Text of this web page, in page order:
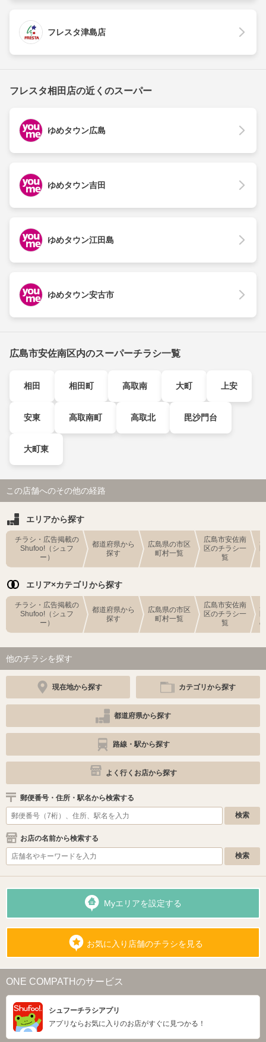
フレスタ津島店
フレスタ相田店の近くのスーパー
ゆめタウン広島
ゆめタウン吉田
ゆめタウン江田島
ゆめタウン安古市
広島市安佐南区内のスーパーチラシ一覧
相田 相田町 高取南 大町 上安
安東 高取南町 高取北 毘沙門台
大町東
この店舗へのその他の経路
エリアから探す
チラシ・広告掲載の
Shufoo!（シュフ
ー）
都道府県から
探す
広島県の市区
町村一覧
広島市安佐南
区のチラシ一
覧
エリア×カテゴリから探す
チラシ・広告掲載の
Shufoo!（シュフ
ー）
都道府県から
探す
広島県の市区
町村一覧
広島市安佐南
区のチラシ一
覧
他のチラシを探す
現在地から探す カテゴリから探す
都道府県から探す
路線・駅から探す
よく行くお店から探す
郵便番号・住所・駅名から検索する
お店の名前から検索する
Myエリアを設定する
お気に入り店舗のチラシを見る
ONE COMPATHのサービス
シュフーチラシアプリ
アプリならお気に入りのお店がすぐに見つかる！